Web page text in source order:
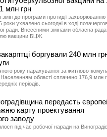
млн грн
до програми протидії захворюванню
ухвалено сьогодні в ході
ради. Внесеними змінами обласна
вакцини БЦЖ.
боргували 240 млн
року нарахування за житлово-
області сплачено 176,9 млн
періодів.
передасть
карту проектування
заводу
під час робочої наради на